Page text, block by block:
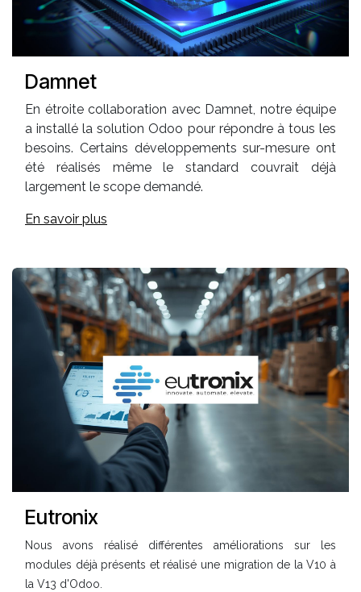
Damnet
En étroite collaboration avec Damnet, notre équipe
a installé la solution Odoo pour répondre à tous les
besoins. Certains développements sur-mesure ont
été réalisés même le standard couvrait déjà
largement le scope demandé.
En savoir plus
Eutronix
Nous avons réalisé différentes améliorations sur les
modules déjà présents et réalisé une migration de la V10 à
la V13 d'Odoo.